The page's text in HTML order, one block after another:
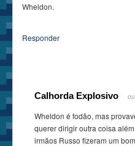
Wheldon.
Responder
Calhorda Explosivo
Wheldon é fodão, mas
querer dirigir outra coisa
irmãos Russo fizeram um